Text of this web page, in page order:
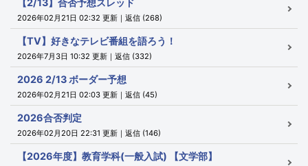
【2/13】合否予想スレッド
2026年02月21日 02:32 更新｜返信 (268)
【TV】好きなテレビ番組を語ろう！
2026年7月3日 10:32 更新｜返信 (332)
2026 2/13 ボーダー予想
2026年02月21日 02:03 更新｜返信 (45)
2026合否判定
2026年02月20日 22:31 更新｜返信 (146)
【2026年度】教育学科(一般入試) 【文学部】